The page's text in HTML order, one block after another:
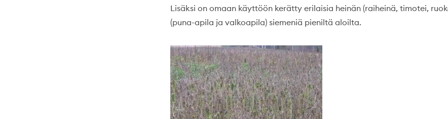
Lisäksi on omaan käyttöön kerätty erilaisia heinän (raiheinä, timotei,
(puna-apila ja valkoapila) siemeniä pieniltä aloilta.